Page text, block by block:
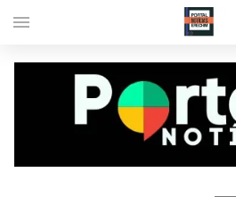
menu